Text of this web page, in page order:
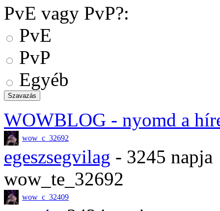
PvE vagy PvP?:
PvE
PvP
Egyéb
WOWBLOG - nyomd a
wow_c_32692
egeszsegvilag - 3245 napja
wow_te_32692
wow_c_32409